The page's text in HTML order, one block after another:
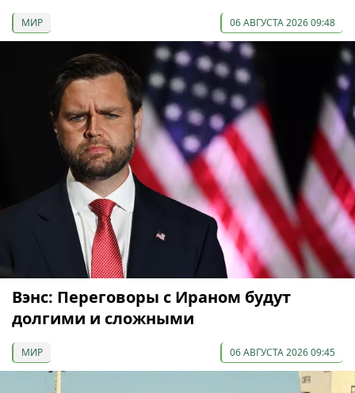
МИР 06 АВГУСТА 2026 09:48
Вэнс: Переговоры с Ираном будут
долгими и сложными
МИР 06 АВГУСТА 2026 09:45